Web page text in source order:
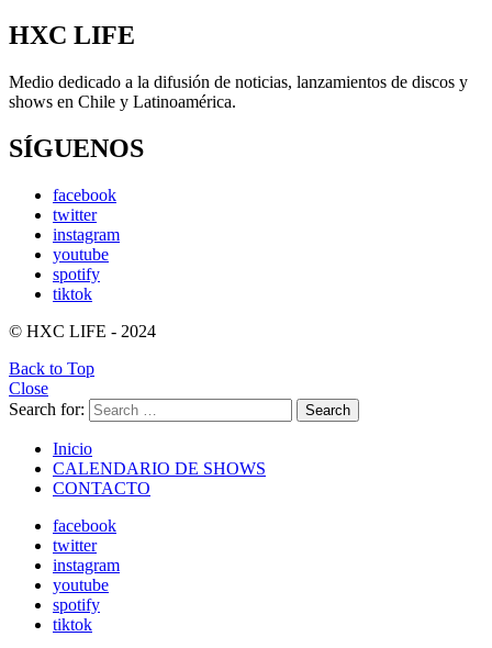
HXC LIFE
Medio dedicado a la difusión de noticias, lanzamientos de discos y
shows en Chile y Latinoamérica.
SÍGUENOS
facebook
twitter
instagram
youtube
spotify
tiktok
© HXC LIFE - 2024
Back to Top
Close
Search for:
Search
Inicio
CALENDARIO DE SHOWS
CONTACTO
facebook
twitter
instagram
youtube
spotify
tiktok